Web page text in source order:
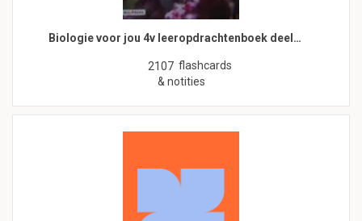
Biologie voor jou 4v leeropdrachtenboek deel…
2107 flashcards
& notities